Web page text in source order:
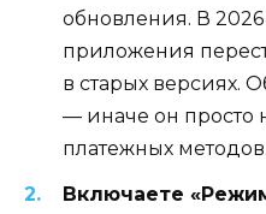
обновления. В
приложения
в старых версиях.
— иначе он просто
платежных методов.
Включаете